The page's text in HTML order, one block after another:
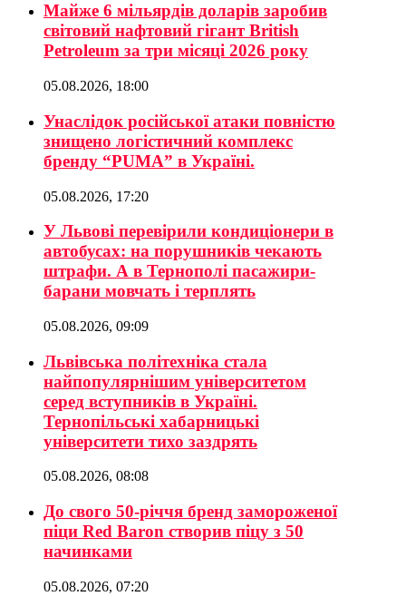
Майже 6 мільярдів доларів заробив
світовий нафтовий гігант British
Petroleum за три місяці 2026 року
05.08.2026, 18:00
Унаслідок російської атаки повністю
знищено логістичний комплекс
бренду “PUMA” в Україні.
05.08.2026, 17:20
У Львові перевірили кондиціонери в
автобусах: на порушників чекають
штрафи. А в Тернополі пасажири-
барани мовчать і терплять
05.08.2026, 09:09
Львівська політехніка стала
найпопулярнішим університетом
серед вступників в Україні.
Тернопільські хабарницькі
університети тихо заздрять
05.08.2026, 08:08
До свого 50-річчя бренд замороженої
піци Red Baron створив піцу з 50
начинками
05.08.2026, 07:20